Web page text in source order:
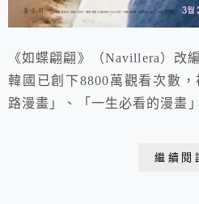
《如蝶翩翩》（Navillera）改
韓國已創下8800萬觀看次數
路漫畫」、「一生必看的漫畫
繼續閱